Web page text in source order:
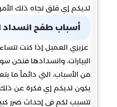
لديكم إي قلق تجاه ذلك
أسباب طفح انسداد
عزيزي العميل إذا كنت
البيارات، وانسدادها
من الأسباب، التي دائماً ما
يكون لديكم إي فكرة عن
تتسبب لكم في إحداث ضرر